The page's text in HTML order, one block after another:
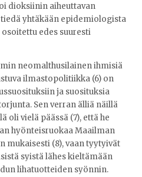
dioksiinin aiheuttavan
yhtäkään epidemiologista
edes suuresti
neomalthusilainen ihmisiä
ilmastopolitiikka (6) on
ja suosituksia
Sen verran älliä näillä
oli vielä päässä (7), että he
hyönteisruokaa Maailman
mukaisesti (8), vaan tyytyivät
syistä lähes kieltämään
lihatuotteiden syönnin.